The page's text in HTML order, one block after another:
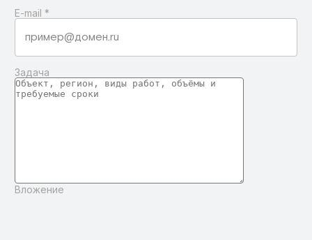
E-mail *
Задача
Вложение